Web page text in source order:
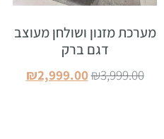
מערכת מזנון ושולחן מעוצב
דגם ברק
₪3,999.00
₪2,999.00